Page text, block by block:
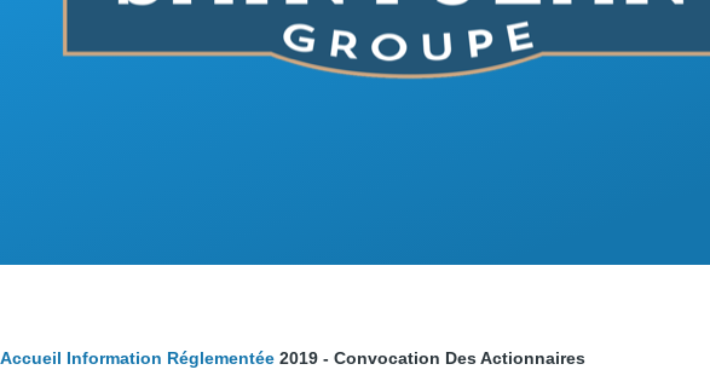
Fil
Accueil Information Réglementée 2019 - Convocation Des Actionnaires